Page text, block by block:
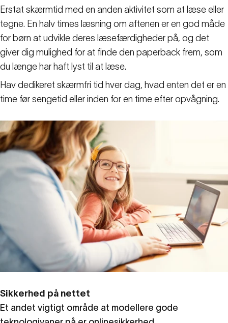
Erstat skærmtid med en anden aktivitet som at læse eller
tegne. En halv times læsning om aftenen er en god måde
for børn at udvikle deres læsefærdigheder på, og det
giver dig mulighed for at finde den paperback frem, som
du længe har haft lyst til at læse.
Hav dedikeret skærmfri tid hver dag, hvad enten det er en
time før sengetid eller inden for en time efter opvågning.
Sikkerhed på nettet
Et andet vigtigt område at modellere gode